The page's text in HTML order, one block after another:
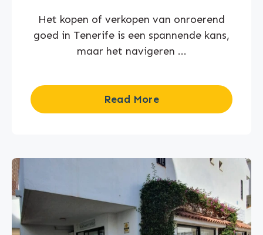
Het kopen of verkopen van onroerend
goed in Tenerife is een spannende kans,
maar het navigeren ...
Read More